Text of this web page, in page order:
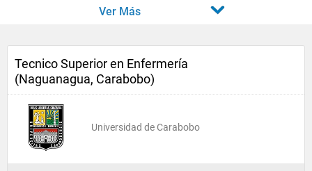
Ver Más
Tecnico Superior en Enfermería
(Naguanagua, Carabobo)
Universidad de Carabobo